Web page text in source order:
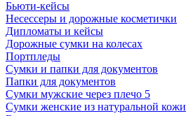
Бьюти-кейсы
Несессеры и дорожные косметички
Дипломаты и кейсы
Дорожные сумки на колесах
Портпледы
Сумки и папки для документов
Папки для документов
Сумки мужские через плечо 5
Сумки женские из натуральной кожи